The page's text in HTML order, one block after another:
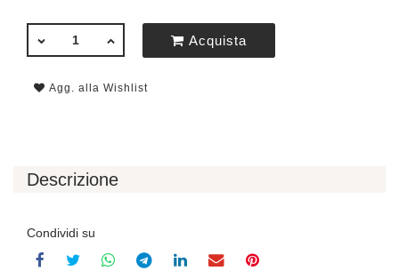
Acquista
Agg. alla Wishlist
Descrizione
Condividi su